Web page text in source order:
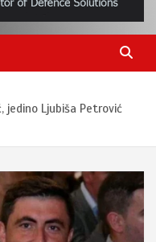
jedino Ljubiša Petrović